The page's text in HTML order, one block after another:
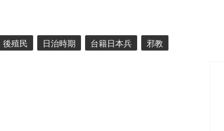
後殖民 日治時期 台籍日本兵 邪教